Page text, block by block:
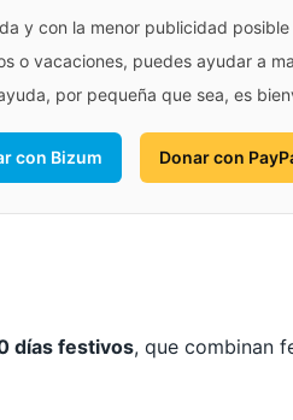
y con la menor publicidad
o vacaciones, puedes ayudar a
por pequeña que sea, es
con Bizum Donar con
días festivos, que combinan